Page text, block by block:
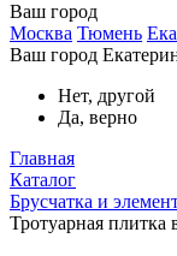
Ваш город
Москва Тюмень
Ваш город
Нет, другой
Да, верно
Главная
Каталог
Брусчатка и
Тротуарная плитка